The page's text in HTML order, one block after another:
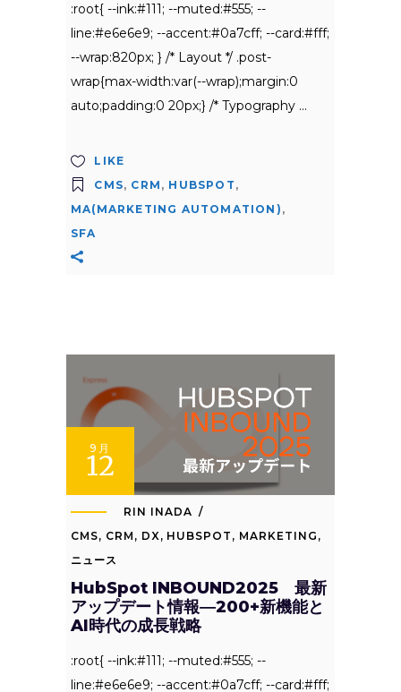
:root{ --ink:#111; --muted:#555; --
line:#e6e6e9; --accent:#0a7cff; --card:#fff;
--wrap:820px; } /* Layout */ .post-
wrap{max-width:var(--wrap);margin:0
auto;padding:0 20px;} /* Typography
LIKE
CMS, CRM , HUBSPOT ,
MA(MARKETING AUTOMATION) ,
SFA
9月
12
RIN INADA
CMS, CRM , DX , HUBSPOT , MARKETING ,
ニュース
HubSpot INBOUND2025 最新
アップデート情報―200+新機能と
AI時代の成長戦略
:root{ --ink:#111; --muted:#555; --
line:#e6e6e9; --accent:#0a7cff; --card:#fff;